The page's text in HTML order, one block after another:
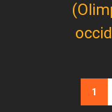
Paginación1